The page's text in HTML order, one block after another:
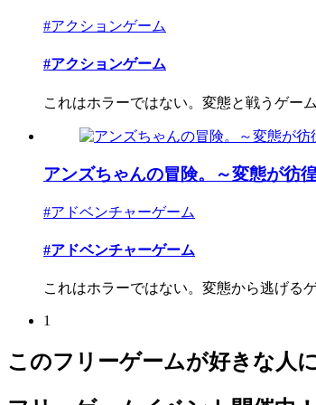
#アクションゲーム
#アクションゲーム
これはホラーではない。変態と戦うゲーム
アンズちゃんの冒険。～変態が彷
#アドベンチャーゲーム
#アドベンチャーゲーム
これはホラーではない。変態から逃げる
1
このフリーゲームが好きな人